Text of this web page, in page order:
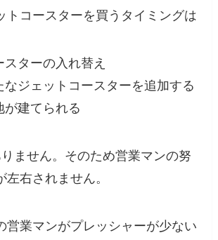
トコースターを買うタイミングは
ターの入れ替え
なジェットコースターを追加する
が建てられる
ません。そのため営業マンの努
左右されません。
営業マンがプレッシャーが少ない